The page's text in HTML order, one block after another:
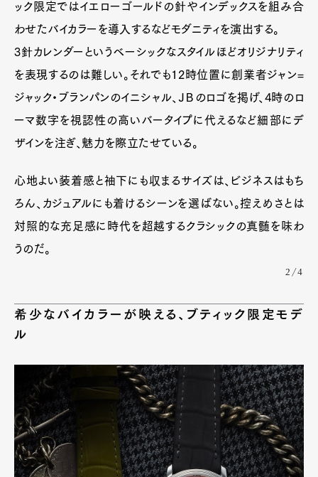
Art&DesignWatch
GourmetCars
Pen Membership
Magazine
Official Columnist
About
Pen Meet
Pen international Pen tw
ック限定ではイエローゴールドの針やインデックスを組み合
わせたバイカラーを導入するなどモダニティを演出する。
3針カレンダーというベーシックなスタイルほどオリジナリティ
を表現するのは難しい。それでも12時位置に創業者ジャン=
ジャック・ブランパンのイニシャル、ＪＢのロゴを掲げ、4時のロ
ーマ数字を視認性の高いバータイプに代えるなど細部にデ
ザインを注ぎ、魅力を際立たせている。
心地よい装着感と袖下にも収まるサイズは、ビジネスはもち
ろん、カジュアルにも着けるシーンを選ばない。控えめさとは
対照的な充足感に時代を超越するクラシックの真髄を味わ
うのだ。
2/4
希少なバイカラーが映える、ブティック限定モデ
ル